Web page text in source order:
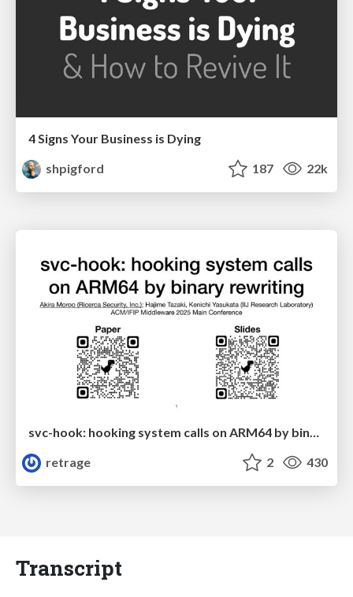
4 Signs Your Business is Dying
shpigford
187 22k
retrage
2 430
Transcript